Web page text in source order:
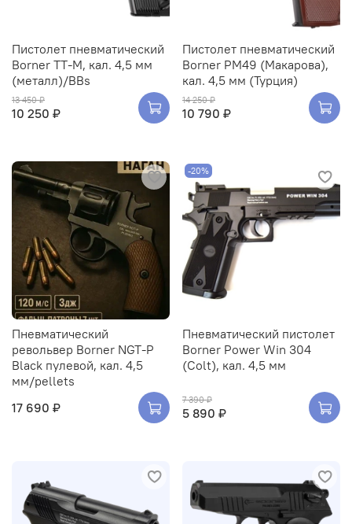
Пистолет пневматический
Borner TT-M, кал. 4,5 мм
(металл)/BBs
13 450 ₽
10 250 ₽
Пистолет пневматический
Borner PM49 (Макарова),
кал. 4,5 мм (Турция)
14 250 ₽
10 790 ₽
Пневматический
револьвер Borner NGT-P
Black пулевой, кал. 4,5
мм/pellets
17 690 ₽
-20%
Пневматический пистолет
Borner Power Win 304
(Colt), кал. 4,5 мм
7 390 ₽
5 890 ₽